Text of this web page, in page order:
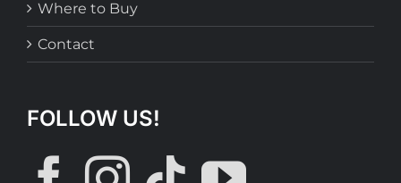
Where to Buy
Contact
FOLLOW US!